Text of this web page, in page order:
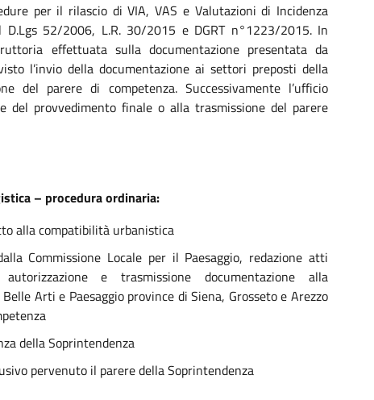
per il rilascio di VIA, VAS e Valutazioni di Incidenza
D.Lgs 52/2006, L.R. 30/2015 e DGRT n°1223/2015. In
effettuata sulla documentazione presentata da
l’invio della documentazione ai settori preposti della
del parere di competenza. Successivamente l’ufficio
del provvedimento finale o alla trasmissione del parere
– procedura ordinaria:
alla compatibilità urbanistica
Commissione Locale per il Paesaggio, redazione atti
e trasmissione documentazione alla
Arti e Paesaggio province di Siena, Grosseto e Arezzo
della Soprintendenza
pervenuto il parere della Soprintendenza